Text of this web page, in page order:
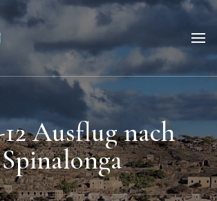
Happy
12 Ausflug nach
Spinalonga